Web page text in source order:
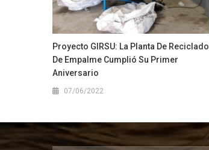
Proyecto GIRSU: La Planta De Reciclado
De Empalme Cumplió Su Primer
Aniversario
07/06/2022